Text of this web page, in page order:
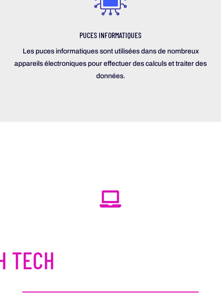
PUCES INFORMATIQUES
Les puces informatiques sont utilisées dans de nombreux
appareils électroniques pour effectuer des calculs et traiter des
données.

TECH